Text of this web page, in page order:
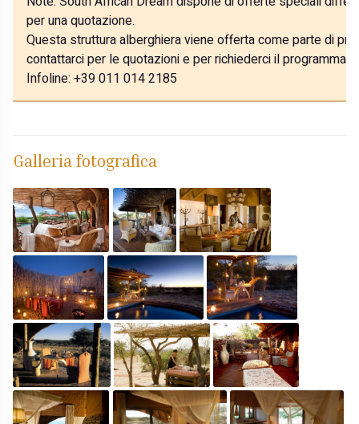
per una quotazione.
Questa struttura alberghiera viene offerta come parte di
contattarci per le quotazioni e per richiederci il programma
Infoline: +39 011 014 2185
Galleria fotografica